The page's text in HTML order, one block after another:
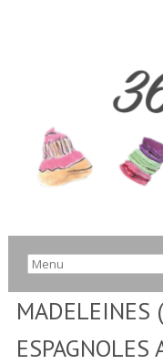
MADELEINES
ESPAGNOLES